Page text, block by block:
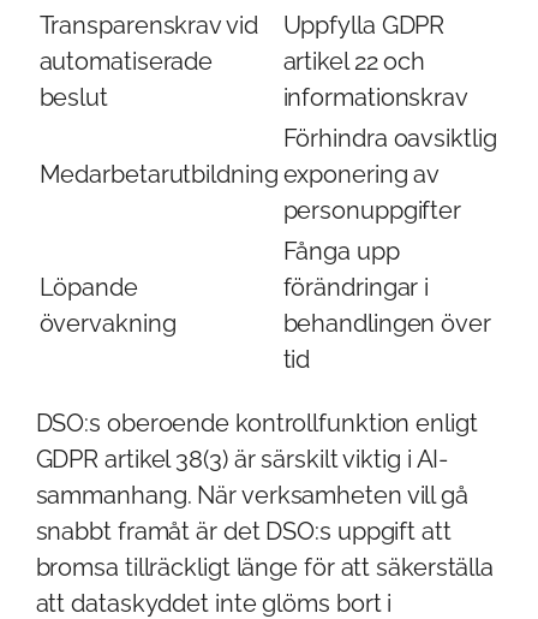
Transparenskrav vid
automatiserade
beslut
Uppfylla GDPR
artikel 22 och
informationskrav
Medarbetarutbildning
Förhindra oavsiktlig
exponering av
personuppgifter
Löpande
övervakning
Fånga upp
förändringar i
behandlingen över
tid
DSO:s oberoende kontrollfunktion enligt
GDPR artikel 38(3) är särskilt viktig i AI-
sammanhang. När verksamheten vill gå
snabbt framåt är det DSO:s uppgift att
bromsa tillräckligt länge för att säkerställa
att dataskyddet inte glöms bort i